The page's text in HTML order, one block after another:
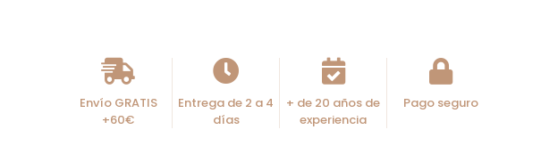
Envío GRATIS
+60€
Entrega de 2 a 4
días
+ de 20 años de
experiencia
Pago seguro